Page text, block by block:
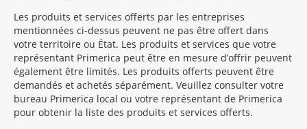
Les produits et services offerts par les entreprises
mentionnées ci-dessus peuvent ne pas être offert dans
votre territoire ou État. Les produits et services que votre
représentant Primerica peut être en mesure d’offrir peuvent
également être limités. Les produits offerts peuvent être
demandés et achetés séparément. Veuillez consulter votre
bureau Primerica local ou votre représentant de Primerica
pour obtenir la liste des produits et services offerts.